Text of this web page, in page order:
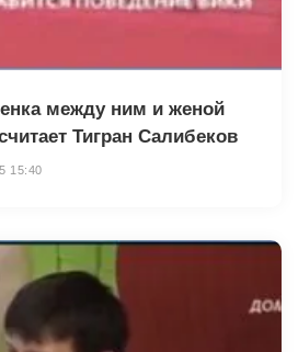
между ним и женой
Тигран Салибеков
15:40